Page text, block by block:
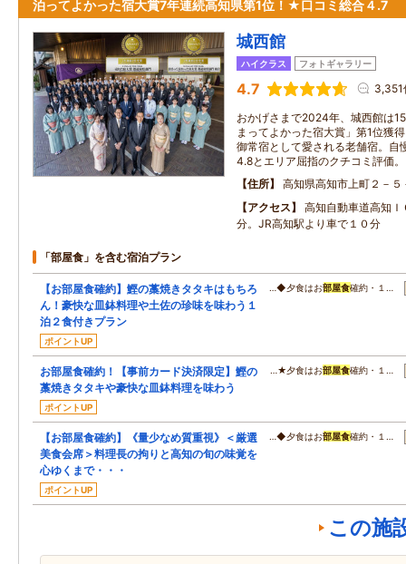
泊ってよかった宿大賞7年連続高知県第1位！★口コミ総合４.7
城西館
ハイクラス フォトギャラリー
4.7 3,351
おかげさまで2024年、城西館は
まってよかった宿大賞」第1位獲
御常宿として愛される老舗宿。自
4.8とエリア屈指のクチコミ評価。
住所
高知県高知市上町２－５
アクセス
高知自動車道高知
分。JR高知駅より車で１０分
「部屋食」を含む宿泊プラン
【お部屋食確約】鰹の藁焼きタタキはもちろ
ん！豪快な皿鉢料理や土佐の珍味を味わう１
泊２食付きプラン
ポイントUP
…◆夕食はお部屋食確約・１…
お部屋食確約！【事前カード決済限定】鰹の
藁焼きタタキや豪快な皿鉢料理を味わう
ポイントUP
…★夕食はお部屋食確約・１…
【お部屋食確約】《量少なめ質重視》＜厳選
美食会席＞料理長の拘りと高知の旬の味覚を
心ゆくまで・・・
ポイントUP
…◆夕食はお部屋食確約・１…
この施